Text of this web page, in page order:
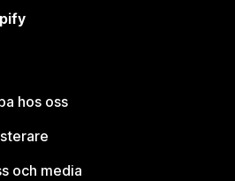
hos oss
och media